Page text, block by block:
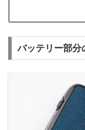
バッテリー部分